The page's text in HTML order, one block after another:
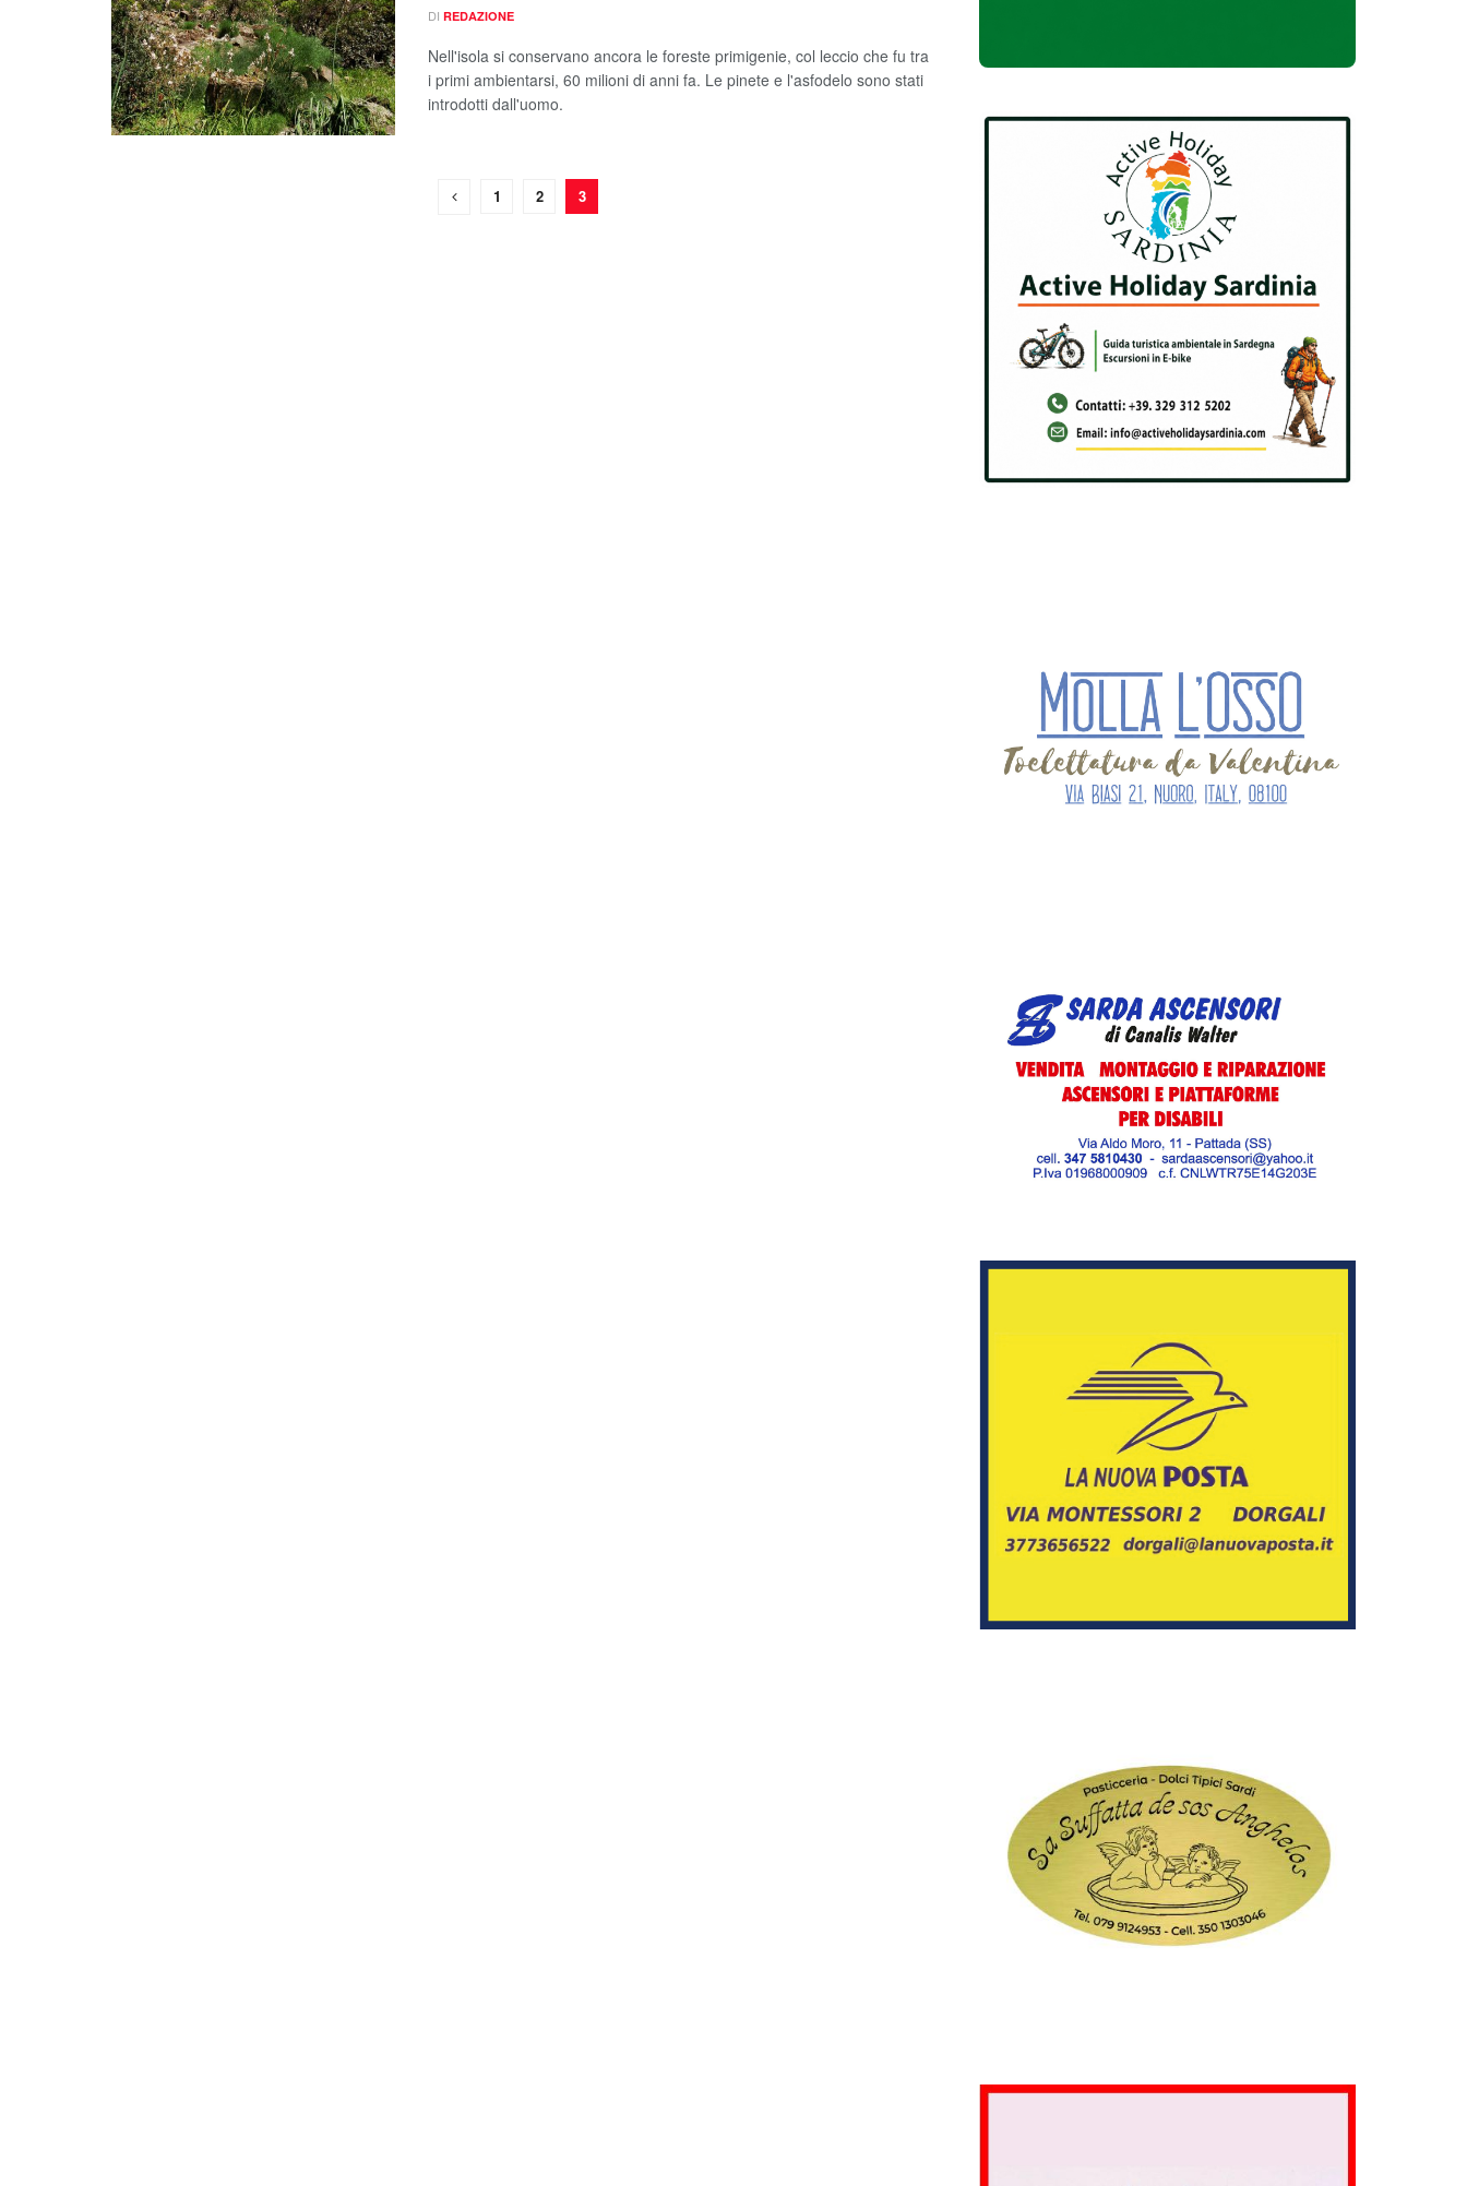
DI REDAZIONE
Nell'isola si conservano ancora le foreste primigenie, col leccio che fu tra
i primi ambientarsi, 60 milioni di anni fa. Le pinete e l'asfodelo sono stati
introdotti dall'uomo.
1 2 3